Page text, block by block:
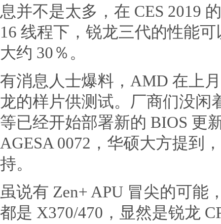
息并不是太多，在 CES 2019
16 线程下，锐龙三代的性能
大约 30％。
有消息人士爆料，AMD 在上
龙的样片供测试。厂商们没闲
等已经开始部署新的 BIOS 更
AGESA 0072，华硕大方提到
持。
虽说有 Zen+ APU 冒尖的可能
都是 X370/470，显然是锐龙